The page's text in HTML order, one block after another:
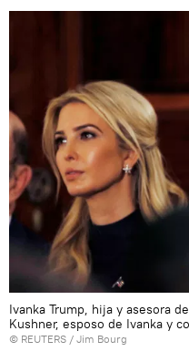
Ivanka Trump, hija y asesora
Kushner, esposo de Ivanka y
© REUTERS / Jim Bourg